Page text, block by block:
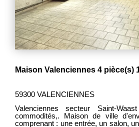
Maison Valenciennes 4 pièce(s)
59300 VALENCIENNES
Valenciennes secteur Saint-
commodités,. Maison de ville
comprenant : une entrée, un salon,